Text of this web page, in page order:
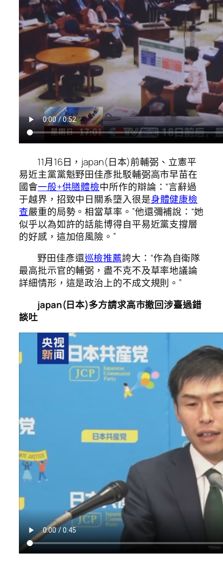
11月16日，japan(日本)前輔弼、立憲平
易近主黨黨魁野田佳彥批駁輔弼高市早苗在
國會一般+供膳體檢中所作的辯論：“言辭過
于越界，招致中日關系墮入很是身體健康檢
查嚴重的局勢。相當草率。”他還彌補說：“她
似乎以為如許的話能博得自平易近黨支撐層
的好感，這加倍風險。”
野田佳彥還巡檢推薦誇大：“作為自衛隊
最高批示官的輔弼，盡不克不及草率地議論
詳細情形，這是政治上的不成文規則。”
japan(日本)多方請求高市撤回涉臺過錯
談吐